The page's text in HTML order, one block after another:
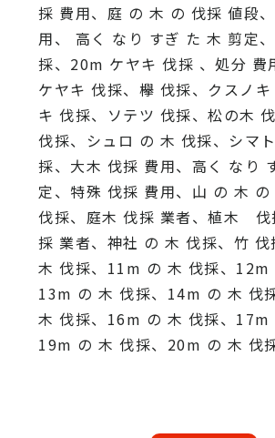
採 費用、庭 の 木 の 伐採 値段
用、 高く なり すぎ た 木 剪定
採、20m ケヤキ 伐採 、処分 費
ケヤキ 伐採、欅 伐採、クスノキ
キ 伐採、ソテツ 伐採、松の木
伐採、シュロ の 木 伐採、シマ
採、大木 伐採 費用、高く なり
定、特殊 伐採 費用、山 の 木 の
伐採、庭木 伐採 業者、植木 伐
採 業者、神社 の 木 伐採、竹
木 伐採、11m の 木 伐採、12m
13m の 木 伐採、14m の 木 伐
木 伐採、16m の 木 伐採、17m
19m の 木 伐採、20m の 木 伐